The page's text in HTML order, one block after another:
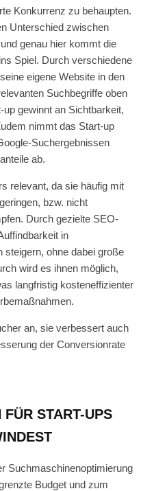
Konkurrenz zu behaupten.
Unterschied zwischen
genau hier kommt die
ins Spiel. Durch verschiedene
eigene Website in den
Suchbegriffe oben
gewinnt an Sichtbarkeit,
nimmt das Start-up
Suchergebnissen
ab.
relevant, da sie häufig mit
bzw. nicht
Durch gezielte SEO-
in
steigern, ohne dabei große
wird es ihnen möglich,
langfristig kosteneffizienter
an, sie verbessert auch
der Conversionrate
START-UPS U
Suchmaschinenoptimierung
Budget und zum